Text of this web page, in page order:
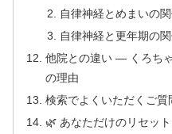
自律神経とめまいの
自律神経と更年期の
他院との違い — くろち
の理由
検索でよくいただくご質
🌿 あなただけのリセッ